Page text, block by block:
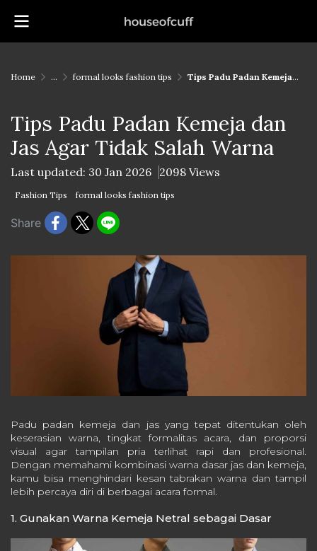
Home ... formal looks fashion tips Tips Padu Padan Kemeja dan Jas Agar Tidak Salah Warna
Tips Padu Padan Kemeja dan
Jas Agar Tidak Salah Warna
Last updated: 30 Jan 2026 2098 Views
Fashion Tips formal looks fashion tips
Share
Padu padan kemeja dan jas yang tepat ditentukan oleh
keserasian warna, tingkat formalitas acara, dan proporsi
visual agar tampilan pria terlihat rapi dan profesional.
Dengan memahami kombinasi warna dasar jas dan kemeja,
kamu bisa menghindari kesan tabrakan warna dan tampil
lebih percaya diri di berbagai acara formal.
1. Gunakan Warna Kemeja Netral sebagai Dasar